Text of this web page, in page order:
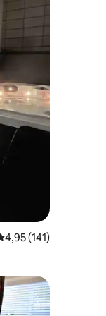
შეფასებაა
4,95 (141)